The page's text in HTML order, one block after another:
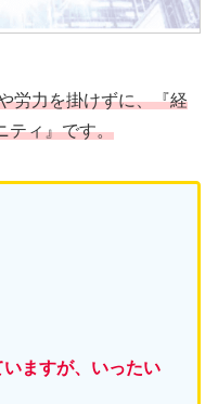
労力を掛けずに、『経
ティ』です。
ますが、いったい